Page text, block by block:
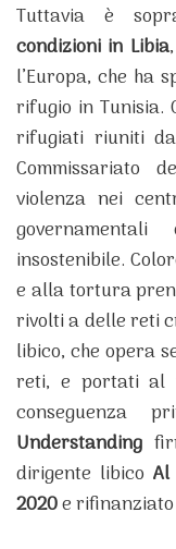
Tuttavia è
condizioni in Libia
l’Europa, che ha
rifugio in Tunisia.
rifugiati riuniti
Commissariato
violenza nei
insostenibile.
e alla tortura
rivolti a delle reti
libico, che opera
reti, e portati al
conseguenza
Understanding
dirigente libico
2020e